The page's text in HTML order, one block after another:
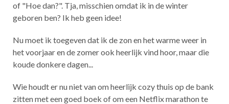
of "Hoe dan?". Tja, misschien omdat ik in de winter
geboren ben? Ik heb geen idee!
Nu moet ik toegeven dat ik de zon en het warme weer in
het voorjaar en de zomer ook heerlijk vind hoor, maar die
koude donkere dagen...
Wie houdt er nu niet van om heerlijk cozy thuis op de bank
zitten met een goed boek of om een Netflix marathon te